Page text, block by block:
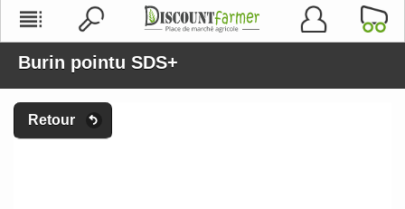
Burin pointu SDS+
Retour